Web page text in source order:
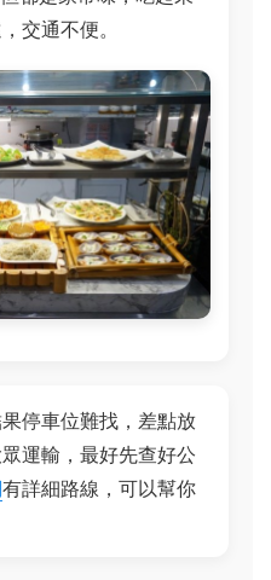
交通不便。
停車位難找，差點放
運輸，最好先查好公
有詳細路線，可以幫你